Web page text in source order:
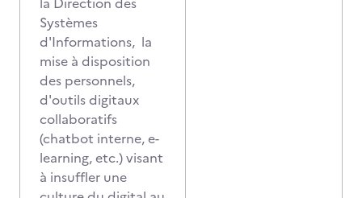
Systèmes
d'Informations, la
mise à disposition
des personnels,
d'outils digitaux
collaboratifs
(chatbot interne, e-
learning, etc.) visant
à insuffler une